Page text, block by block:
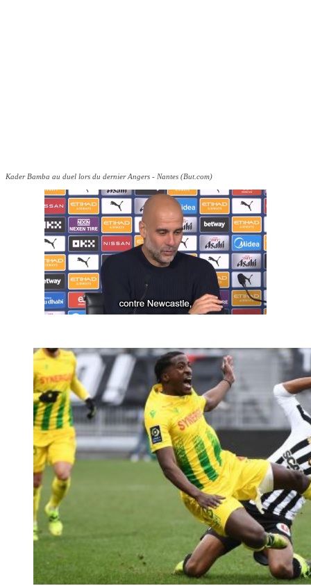
Kader Bamba au duel lors du dernier Angers - Nantes (But.com)